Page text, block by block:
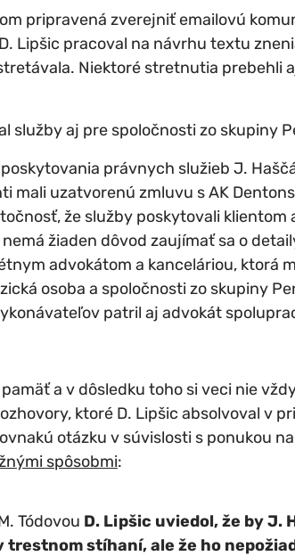
pripravená zverejniť emailovú
Lipšic pracoval na návrhu textu
Niektoré stretnutia prebehli
služby aj pre spoločnosti zo skupiny
právnych služieb J.
mali uzatvorenú zmluvu s AK
že služby poskytovali klientom
žiaden dôvod zaujímať sa o
advokátom a kanceláriou, ktorá
osoba a spoločnosti zo skupiny
patril aj advokát
a v dôsledku toho si veci nie
ktoré D. Lipšic absolvoval v
otázku v súvislosti s ponukou
spôsobmi:
Tódovou D. Lipšic uviedol, že by J.
trestnom stíhaní, ale že ho